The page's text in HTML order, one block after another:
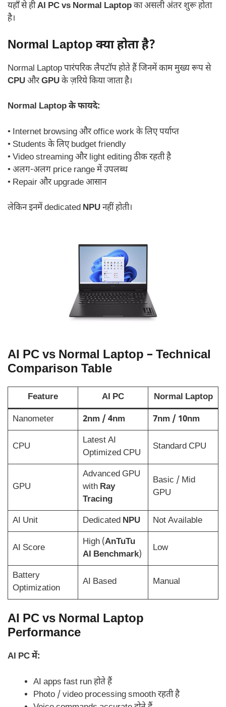
यहाँ से हीAI PC vs Normal Laptopका असली अंतर शुरू होता
है।
Normal Laptop क्या होता है?
Normal Laptop पारंपरिक लैपटॉप होते हैं जिनमें काम मुख्य रूप से
CPUऔरGPUके ज़रिये किया जाता है।
Normal Laptop के फायदे:
• Internet browsing और office work के लिए पर्याप्त
• Students के लिए budget friendly
• Video streaming और light editing ठीक रहती है
• अलग-अलग price range में उपलब्ध
• Repair और upgrade आसान
लेकिन इनमें dedicated NPUनहीं होती।
AI PC vs Normal Laptop – Technical
Comparison Table
Feature AI PC
Normal Laptop
Nanometer
2nm / 4nm 7nm / 10nm
CPU
Latest AI
Optimized CPU
Standard CPU
GPU
Advanced GPU
with Ray
Tracing
Basic / Mid
GPU
AI Unit Dedicated NPU Not Available
AI Score
High (AnTuTu
AI Benchmark)
Low
Battery
Optimization
AI Based Manual
AI PC vs Normal Laptop
Performance
AI PC में:
AI apps fast run होते हैं
Photo / video processing smooth रहती है